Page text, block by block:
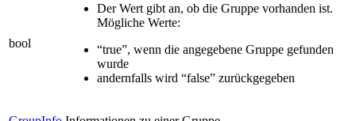
bool
Der Wert gibt an, ob die Gruppe vorhanden ist.
Mögliche Werte:
“true”, wenn die angegebene Gruppe gefunden
wurde
andernfalls wird “false” zurückgegeben